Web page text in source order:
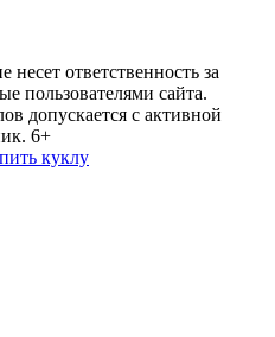
ответственность за
пользователями сайта.
допускается с активной
6+
куклу